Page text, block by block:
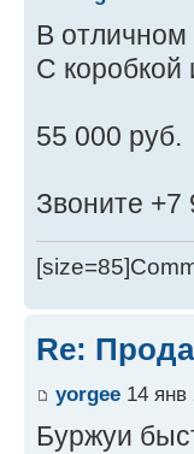
В отличном
С коробкой
55 000 руб.
Звоните +7
Re:
yorgee 14 янв
Буржуи